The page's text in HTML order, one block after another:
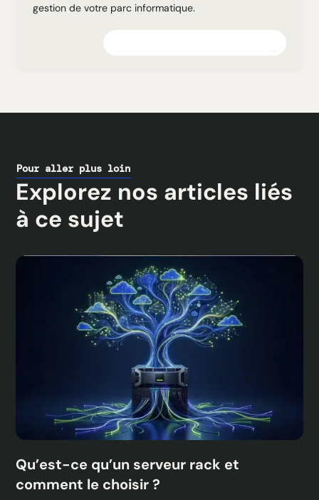
gestion de votre parc informatique.
Pour aller plus loin
Explorez nos articles liés
à ce sujet
Qu’est-ce qu’un serveur rack et
comment le choisir ?